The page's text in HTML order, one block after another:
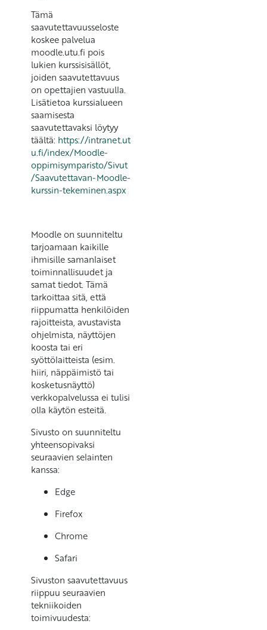
Tämä
saavutettavuusseloste
koskee palvelua
moodle.utu.fi pois
lukien kurssisisällöt,
joiden saavutettavuus
on opettajien vastuulla.
Lisätietoa kurssialueen
saamisesta
saavutettavaksi löytyy
täältä: https://intranet.ut
u.fi/index/Moodle-
oppimisymparisto/Sivut
/Saavutettavan-Moodle-
kurssin-tekeminen.aspx
Moodle on suunniteltu
tarjoamaan kaikille
ihmisille samanlaiset
toiminnallisuudet ja
samat tiedot. Tämä
tarkoittaa sitä, että
riippumatta henkilöiden
rajoitteista, avustavista
ohjelmista, näyttöjen
koosta tai eri
syöttölaitteista (esim.
hiiri, näppäimistö tai
kosketusnäyttö)
verkkopalvelussa ei tulisi
olla käytön esteitä.
Sivusto on suunniteltu
yhteensopivaksi
seuraavien selainten
kanssa:
Edge
Firefox
Chrome
Safari
Sivuston saavutettavuus
riippuu seuraavien
tekniikoiden
toimivuudesta: